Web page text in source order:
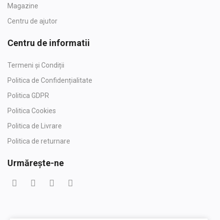
Magazine
Centru de ajutor
Centru de informatii
Termeni și Condiții
Politica de Confidențialitate
Politica GDPR
Politica Cookies
Politica de Livrare
Politica de returnare
Urmărește-ne